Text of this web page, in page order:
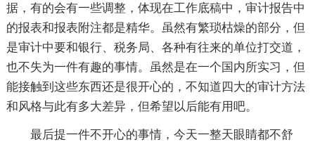
据，有的会有一些调整，体现在工作底稿中，审计报告中
的报表和报表附注都是精华。虽然有繁琐枯燥的部分，但
是审计中要和银行、税务局、各种有往来的单位打交道，
也不失为一件有趣的事情。虽然是在一个国内所实习，但
能接触到这些东西还是很开心的，不知道四大的审计方法
和风格与此有多大差异，但希望以后能有用吧。
最后提一件不开心的事情，今天一整天眼睛都不舒